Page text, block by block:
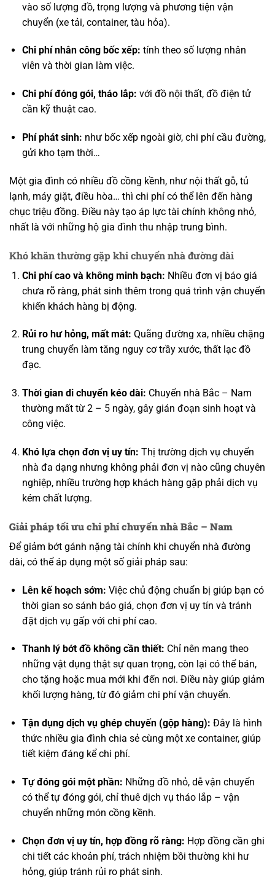
vào số lượng đồ, trọng lượng và phương tiện vận
chuyển (xe tải, container, tàu hỏa).
Chi phí nhân công bốc xếp: tính theo số lượng nhân
viên và thời gian làm việc.
Chi phí đóng gói, tháo lắp: với đồ nội thất, đồ điện tử
cần kỹ thuật cao.
Phí phát sinh: như bốc xếp ngoài giờ, chi phí cầu đường,
gửi kho tạm thời…
Một gia đình có nhiều đồ cồng kềnh, như nội thất gỗ, tủ
lạnh, máy giặt, điều hòa… thì chi phí có thể lên đến hàng
chục triệu đồng. Điều này tạo áp lực tài chính không nhỏ,
nhất là với những hộ gia đình thu nhập trung bình.
Khó khăn thường gặp khi chuyển nhà đường dài
Chi phí cao và không minh bạch: Nhiều đơn vị báo giá
chưa rõ ràng, phát sinh thêm trong quá trình vận chuyển
khiến khách hàng bị động.
Rủi ro hư hỏng, mất mát: Quãng đường xa, nhiều chặng
trung chuyển làm tăng nguy cơ trầy xước, thất lạc đồ
đạc.
Thời gian di chuyển kéo dài: Chuyển nhà Bắc – Nam
thường mất từ 2 – 5 ngày, gây gián đoạn sinh hoạt và
công việc.
Khó lựa chọn đơn vị uy tín: Thị trường dịch vụ chuyển
nhà đa dạng nhưng không phải đơn vị nào cũng chuyên
nghiệp, nhiều trường hợp khách hàng gặp phải dịch vụ
kém chất lượng.
Giải pháp tối ưu chi phí chuyển nhà Bắc – Nam
Để giảm bớt gánh nặng tài chính khi chuyển nhà đường
dài, có thể áp dụng một số giải pháp sau:
Lên kế hoạch sớm: Việc chủ động chuẩn bị giúp bạn có
thời gian so sánh báo giá, chọn đơn vị uy tín và tránh
đặt dịch vụ gấp với chi phí cao.
Thanh lý bớt đồ không cần thiết: Chỉ nên mang theo
những vật dụng thật sự quan trọng, còn lại có thể bán,
cho tặng hoặc mua mới khi đến nơi. Điều này giúp giảm
khối lượng hàng, từ đó giảm chi phí vận chuyển.
Tận dụng dịch vụ ghép chuyến (gộp hàng): Đây là hình
thức nhiều gia đình chia sẻ cùng một xe container, giúp
tiết kiệm đáng kể chi phí.
Tự đóng gói một phần: Những đồ nhỏ, dễ vận chuyển
có thể tự đóng gói, chỉ thuê dịch vụ tháo lắp – vận
chuyển những món cồng kềnh.
Chọn đơn vị uy tín, hợp đồng rõ ràng: Hợp đồng cần ghi
chi tiết các khoản phí, trách nhiệm bồi thường khi hư
hỏng, giúp tránh rủi ro phát sinh.